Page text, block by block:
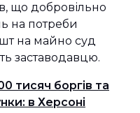
що добровільно
на потреби
на майно суд
заставодавцю.
тисяч боргів та
в Херсоні